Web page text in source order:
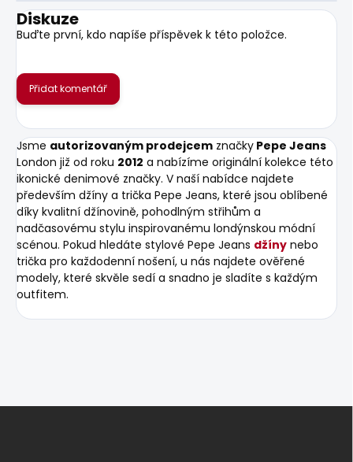
Diskuze
Buďte první, kdo napíše příspěvek k této položce.
Přidat komentář
Jsme autorizovaným prodejcem značky Pepe Jeans
London již od roku 2012 a nabízíme originální kolekce této
ikonické denimové značky. V naší nabídce najdete
především džíny a trička Pepe Jeans, které jsou oblíbené
díky kvalitní džínovině, pohodlným střihům a
nadčasovému stylu inspirovanému londýnskou módní
scénou. Pokud hledáte stylové Pepe Jeans džíny nebo
trička pro každodenní nošení, u nás najdete ověřené
modely, které skvěle sedí a snadno je sladíte s každým
outfitem.
Z